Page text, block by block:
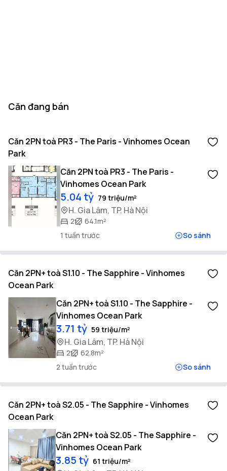
Căn đang bán
Căn 2PN toà PR3 - The Paris - Vinhomes Ocean
Park
Căn 2PN toà PR3 - The Paris -
Vinhomes Ocean Park
5.04 tỷ 79 triệu/m²
H. Gia Lâm, TP. Hà Nội
2
64.1m²
1 tuần trước
So sánh
Căn 2PN+ toà S1.10 - The Sapphire - Vinhomes
Ocean Park
Căn 2PN+ toà S1.10 - The Sapphire -
Vinhomes Ocean Park
3.71 tỷ 59 triệu/m²
H. Gia Lâm, TP. Hà Nội
2
62.8m²
2 tuần trước
So sánh
Căn 2PN+ toà S2.05 - The Sapphire - Vinhomes
Ocean Park
Căn 2PN+ toà S2.05 - The Sapphire -
Vinhomes Ocean Park
3.85 tỷ 61 triệu/m²